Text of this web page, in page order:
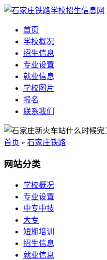
首页
学校概况
招生信息
专业设置
就业信息
学校图片
报名
联系我们
首页 » 石家庄铁路
网站分类
学校概况
专业设置
中专中技
大专
短期培训
招生信息
就业信息